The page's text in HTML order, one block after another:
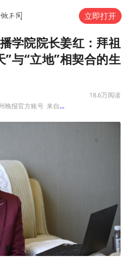
立即打开
学院院长姜红：拜祖
”与“立地”相契合的生
晚报官方账号 来自北京
18.6万阅读